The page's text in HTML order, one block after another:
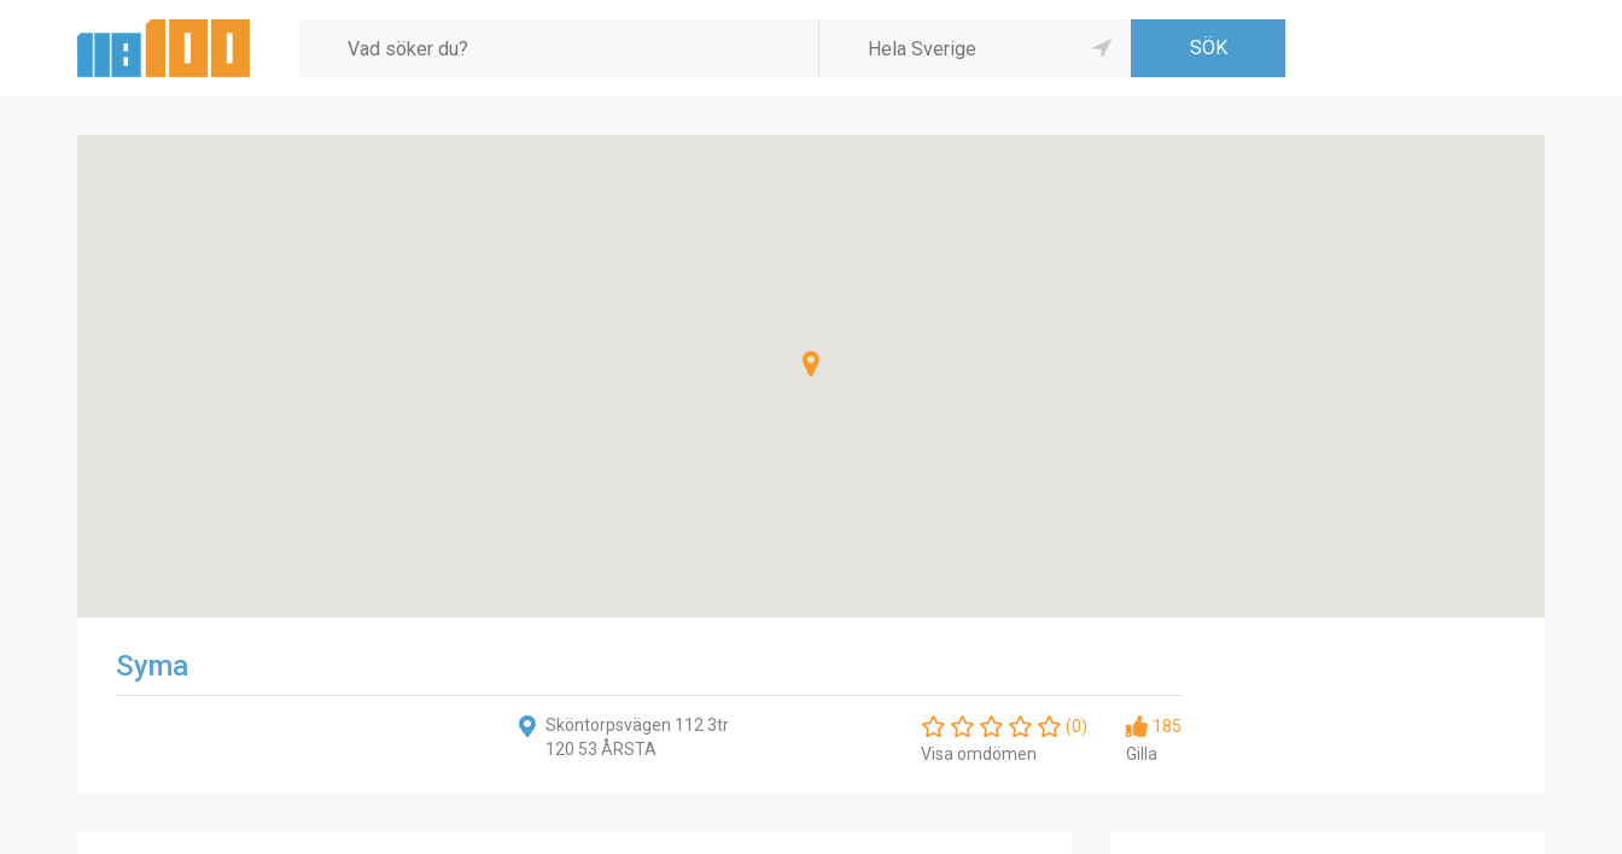
Syma
Sköntorpsvägen 112 3tr
120 53 ÅRSTA
(0)
Visa omdömen
185
Gilla